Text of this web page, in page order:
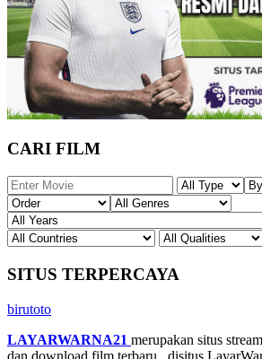
CARI FILM
SITUS TERPERCAYA
birutoto
LAYARWARNA21 merupakan situs
dan download film terbaru , disitus